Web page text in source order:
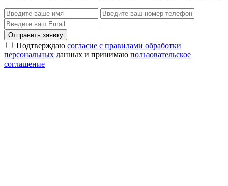
Отправить заявку
Подтверждаю согласие с правилами обработки
персональных данных и принимаю пользовательское
соглашение